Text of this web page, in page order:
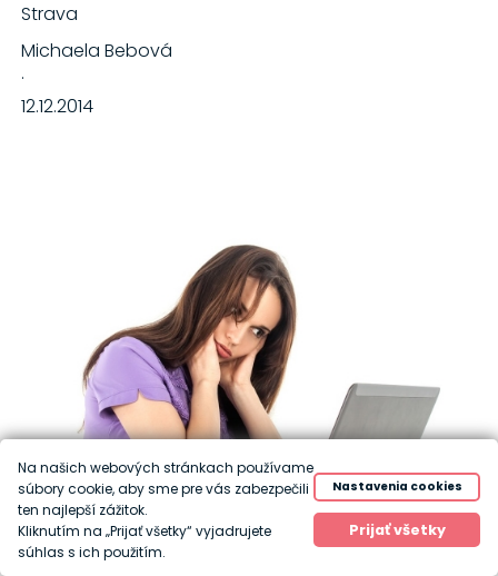
Strava
Michaela Bebová
·
12.12.2014
Na našich webových stránkach používame
súbory cookie, aby sme pre vás zabezpečili
ten najlepší zážitok.
Kliknutím na „Prijať všetky“ vyjadrujete
súhlas s ich použitím.
Nastavenia cookies
Prijať všetky